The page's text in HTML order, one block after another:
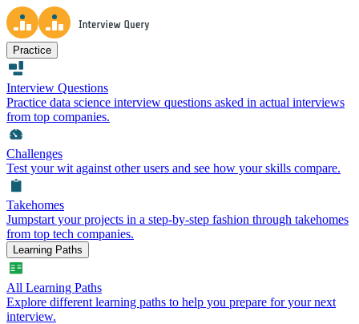
Practice
Interview Questions
Practice data science interview questions asked in actual interviews
from top companies.
Challenges
Test your wit against other users and see how your skills compare.
Takehomes
Jumpstart your projects in a step-by-step fashion through takehomes
from top tech companies.
Learning Paths
All Learning Paths
Explore different learning paths to help you prepare for your next
interview.